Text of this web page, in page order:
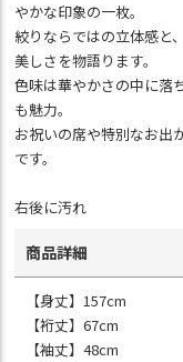
やかな印象の一枚。
絞りならではの立体感と
美しさを物語ります。
色味は華やかさの中に落
も魅力。
お祝いの席や特別なお出
です。
右後に汚れ
商品詳細
【身丈】157cm
【裄丈】67cm
【袖丈】48cm